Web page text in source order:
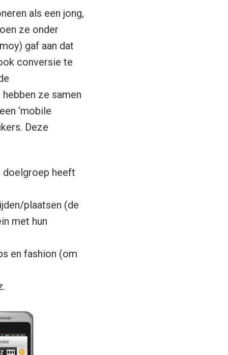
als een jong,
ze onder
gaf aan dat
conversie te
ze samen
‘mobile
Deze
doelgroep heeft
plaatsen (de
met hun
en fashion (om